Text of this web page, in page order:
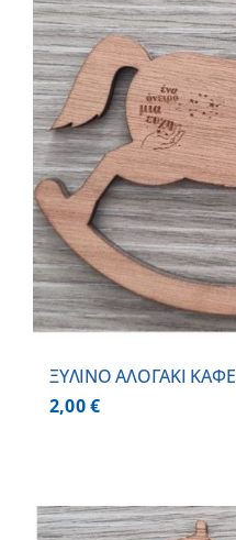
ΞΥΛΙΝΟ ΑΛΟΓΑΚΙ ΚΑΦΕ
2,00€